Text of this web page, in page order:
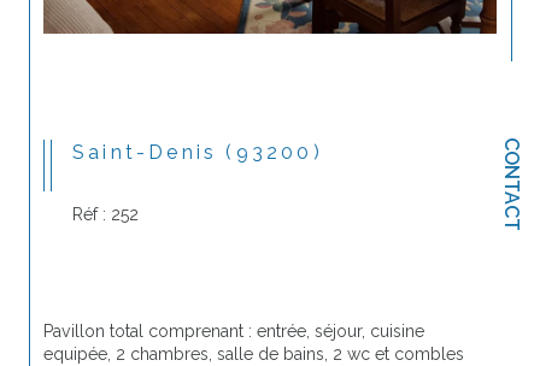
CONTACT
Saint-Denis (93200)
Réf : 252
Pavillon total comprenant : entrée, séjour, cuisine
equipée, 2 chambres, salle de bains, 2 wc et combles